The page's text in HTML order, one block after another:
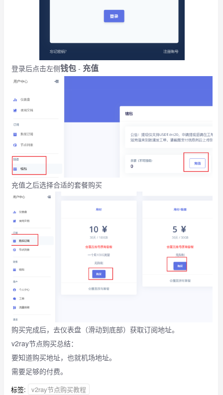
登录后点击左侧钱包 - 充值
充值之后选择合适的套餐购买
购买完成后，去仪表盘（滑动到底部）获取订阅地址。
v2ray节点购买总结：
要知道购买地址，也就机场地址。
需要足够的付费。
标签: v2ray节点购买教程